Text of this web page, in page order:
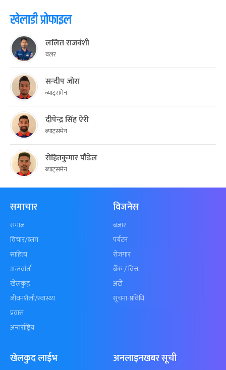
खेलाडी प्रोफाइल
ललित राजवंशी
बलर
सन्दीप जोरा
ब्याट्समेन
दीपेन्द्र सिंह ऐरी
ब्याट्समेन
रोहितकुमार पौडेल
ब्याट्समेन
समाचार
समाज
विचार/ब्लग
साहित्य
अन्तर्वार्ता
खेलकुद़़
जीवनशैली/स्वास्थ्य
प्रवास
अन्तर्राष्ट्रिय
विजनेस
बजार
पर्यटन
रोजगार
बैँक / वित्त
अटो
सूचना-प्रविधि
खेलकुद लाईभ अनलाइनखबर सूची